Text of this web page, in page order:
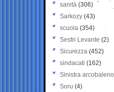
sanità (306)
Sarkozy (43)
scuola (354)
Sestri Levante (2)
Sicurezza (452)
sindacati (162)
Sinistra arcobaleno
Soru (4)